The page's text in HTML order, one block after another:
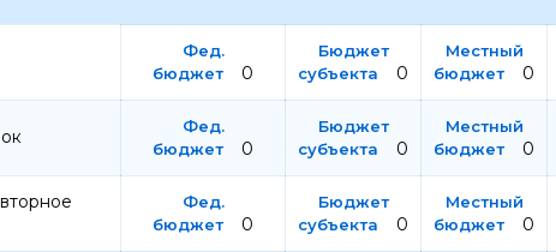
0 0 0
0 0 0
0 0 0